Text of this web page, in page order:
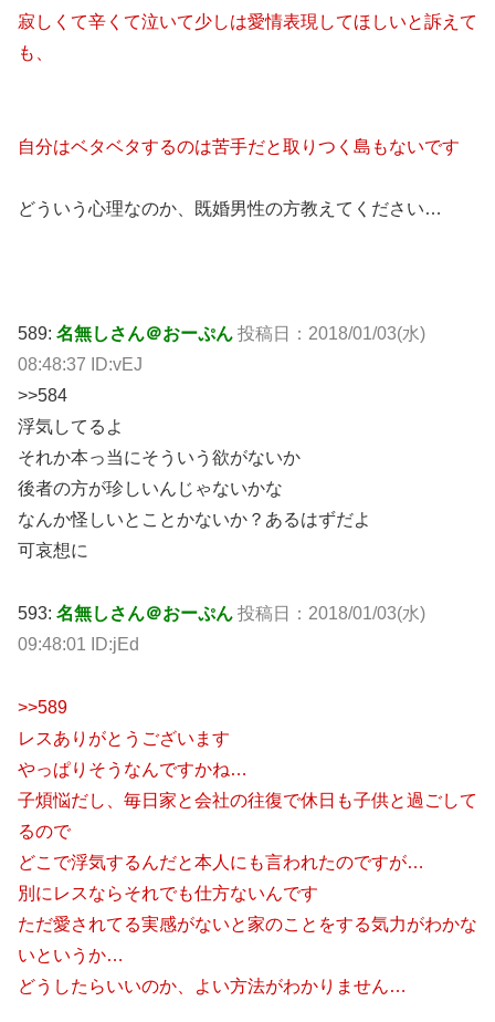
寂しくて辛くて泣いて少しは愛情表現してほしいと訴えて
も、
自分はベタベタするのは苦手だと取りつく島もないです
どういう心理なのか、既婚男性の方教えてください…
589: 名無しさん＠おーぷん 投稿日：2018/01/03(水)
08:48:37 ID:vEJ
>>584
浮気してるよ
それか本っ当にそういう欲がないか
後者の方が珍しいんじゃないかな
なんか怪しいとことかないか？あるはずだよ
可哀想に
593: 名無しさん＠おーぷん 投稿日：2018/01/03(水)
09:48:01 ID:jEd
>>589
レスありがとうございます
やっぱりそうなんですかね…
子煩悩だし、毎日家と会社の往復で休日も子供と過ごして
るので
どこで浮気するんだと本人にも言われたのですが…
別にレスならそれでも仕方ないんです
ただ愛されてる実感がないと家のことをする気力がわかな
いというか…
どうしたらいいのか、よい方法がわかりません…